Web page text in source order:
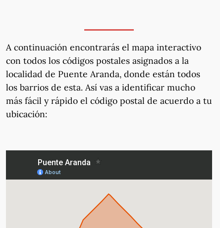
A continuación encontrarás el mapa interactivo
con todos los códigos postales asignados a la
localidad de Puente Aranda, donde están todos
los barrios de esta. Así vas a identificar mucho
más fácil y rápido el código postal de acuerdo a tu
ubicación: